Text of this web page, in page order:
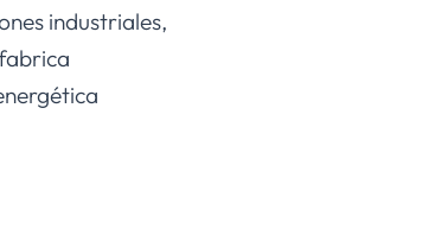
industriales,